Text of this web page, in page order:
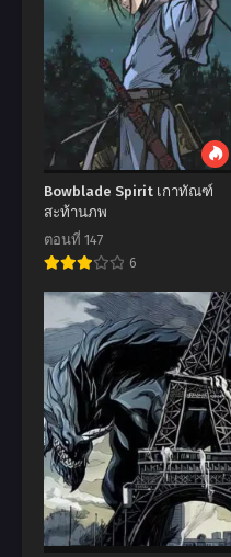
Bowblade Spirit เกาทัณฑ์
สะท้านภพ
ตอนที่ 147
6